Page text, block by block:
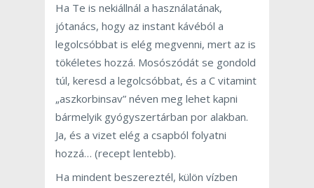
Ha Te is nekiállnál a használatának,
jótanács, hogy az instant kávéból a
legolcsóbbat is elég megvenni, mert az is
tökéletes hozzá. Mosószódát se gondold
túl, keresd a legolcsóbbat, és a C vitamint
„aszkorbinsav” néven meg lehet kapni
bármelyik gyógyszertárban por alakban.
Ja, és a vizet elég a csapból folyatni
hozzá… (recept lentebb).
Ha mindent beszereztél, külön vízben